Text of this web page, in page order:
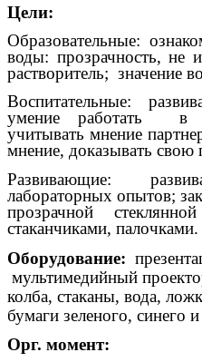
Цели:
Образовательные:
воды: прозрачность, не
растворитель; значение
Воспитательные:
умение работать в
учитывать мнение
мнение, доказывать свою
Развивающие:
лабораторных опытов;
прозрачной
стаканчиками, палочками.
Оборудование:
мультимедийный
колба, стаканы, вода,
бумаги зеленого, синего
Орг. момент: